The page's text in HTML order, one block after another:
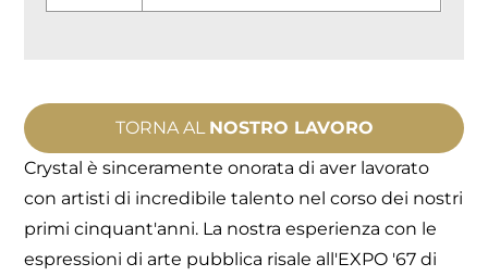
TORNA AL NOSTRO LAVORO
Crystal è sinceramente onorata di aver lavorato
con artisti di incredibile talento nel corso dei nostri
primi cinquant'anni. La nostra esperienza con le
espressioni di arte pubblica risale all'EXPO '67 di